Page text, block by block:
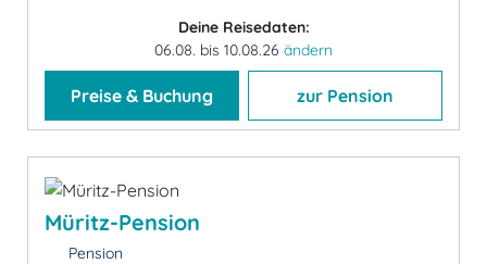
Deine Reisedaten:
06.08. bis 10.08.26 ändern
Preise & Buchung zur Pension
Müritz-Pension
Pension